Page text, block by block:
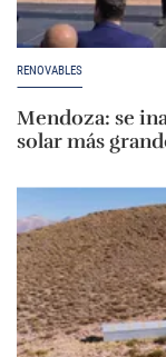
RENOVABLES
Mendoza: se
solar más